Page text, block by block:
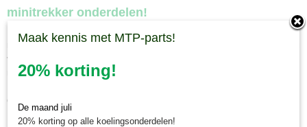
minitrekker onderdelen!
Minitractorparts heeft een groot assortiment onderdelen op het gebied van
minitractoren, miditractoren, compacttractoren en aanbouwwerktuigen. Wij
verkopen deze onderdelen met als specialisme de Japanse
minitractormerken Yanmar, Iseki, Kubota en Shibaura.
druklager, voor uw Iseki Landleader TA 210, TA 230, TA 250, Iseki
Landleader TA 215, TA 235, TA 255, Iseki TF 317, TF 32.
Maak kennis met MTP-parts!
20% korting!
De maand juli
20% korting op alle koelingsonderdelen!